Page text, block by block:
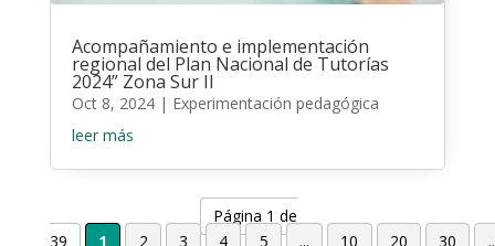
Acompañamiento e implementación
regional del Plan Nacional de Tutorías
2024” Zona Sur II
Oct 8, 2024| Experimentación pedagógica
leer más
Página 1 de
39
1 2 3 4 5 ... 10 20 30